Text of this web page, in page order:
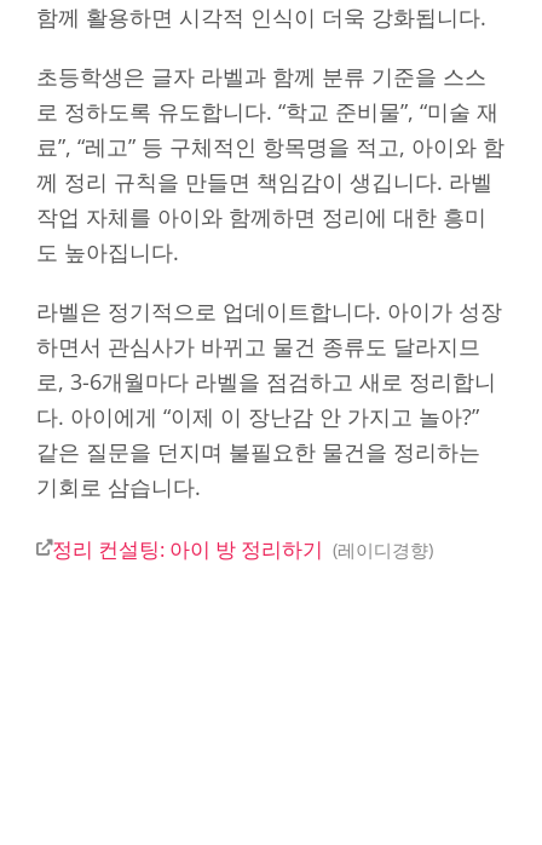
함께 활용하면 시각적 인식이 더욱 강화됩니다.
초등학생은 글자 라벨과 함께 분류 기준을 스스
로 정하도록 유도합니다. “학교 준비물”, “미술 재
료”, “레고” 등 구체적인 항목명을 적고, 아이와 함
께 정리 규칙을 만들면 책임감이 생깁니다. 라벨
작업 자체를 아이와 함께하면 정리에 대한 흥미
도 높아집니다.
라벨은 정기적으로 업데이트합니다. 아이가 성장
하면서 관심사가 바뀌고 물건 종류도 달라지므
로, 3-6개월마다 라벨을 점검하고 새로 정리합니
다. 아이에게 “이제 이 장난감 안 가지고 놀아?”
같은 질문을 던지며 불필요한 물건을 정리하는
기회로 삼습니다.
정리 컨설팅: 아이 방 정리하기 레이디경향